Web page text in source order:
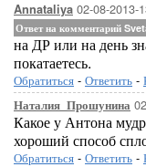
Annataliya 02-08-2013-
Ответ на комментарий
на ДР или на день
покатаетесь.
Обратиться - Ответить -
Наталия_Прошунина
Какое у Антона
хороший способ
Обратиться - Ответить -